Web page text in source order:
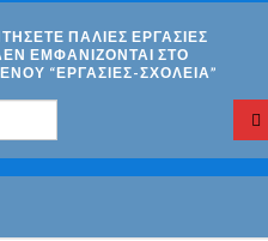
ΠΑΛΙΕΣ ΕΡΓΑΣΙΕΣ
ΕΜΦΑΝΙΖΟΝΤΑΙ ΣΤΟ
“ΕΡΓΑΣΙΕΣ-ΣΧΟΛΕΙΑ”